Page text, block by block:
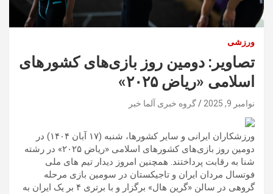
ورزشی
تصاویر: دومین روز بازی‌های کشورهای
اسلامی «ریاض ۲۰۲۵»
نوامبر 9, 2025 گروه خبری آلما خبر
ورزشکاران ایرانی و سایر کشورها، شنبه (۱۷ آبان ۱۴۰۴) در
دومین روز بازی‌های کشورهای اسلامی «ریاض ۲۰۲۵» در رشته
شنا به رقابت پرداختند. همچنین امروز دیدار تیم های ملی
فوتسال مردان ایران و تاجیکستان در سومین بازی مرحله
گروهی در سالن «گرین هال» برگزار و با برتری ۴ بر یک ایران به